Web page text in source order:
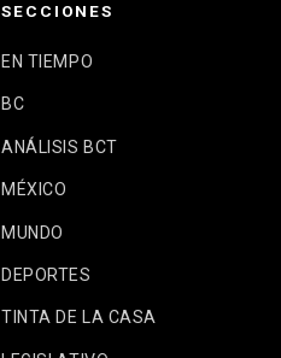
SECCIONES
EN TIEMPO
BC
ANÁLISIS BCT
MÉXICO
MUNDO
DEPORTES
TINTA DE LA CASA